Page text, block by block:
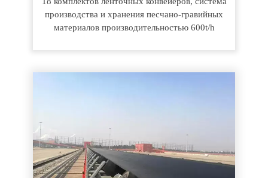
производства и хранения песчано-гравийных
материалов производительностью 600t/h